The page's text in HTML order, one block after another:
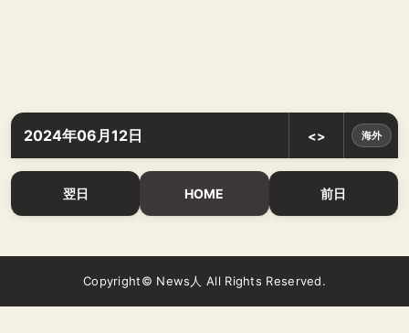
2024年06月12日 <> 海外
翌日 HOME 前日
Copyright© News人 All Rights Reserved.